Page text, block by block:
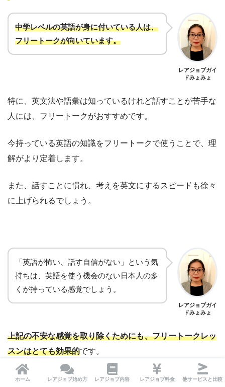
中学レベルの英語が身に付いている人は、
フリートークが向いています。
レアジョブガイ
ドみょみょ
特に、英文法や語彙は知っているけれど話すことが苦手な
人には、フリートークがおすすめです。
今持っている英語の知識をフリートークで使うことで、理
解がより定着します。
また、話すことに慣れ、考えを英文にするスピードも徐々
に上げられるでしょう。
「英語が怖い、話す自信がない」という気
持ちは、英語を使う機会のない日本人の多
くが持っている感覚でしょう。
レアジョブガイ
ドみょみょ
上記の不安な感覚を取り除くためにも、フリートークレッ
スンはとても効果的です。
フリートークをすることで、自分の英語がコミュニケーシ
ホーム レアジョブ始め方 レアジョブ内容 レアジョブ料金 他サービスと比較